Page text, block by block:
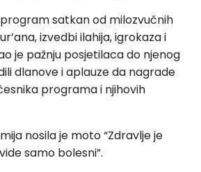
satkan od milozvučnih
izvedbi ilahija, igrokaza i
je pažnju posjetilaca do njenog
dlanove i aplauze da nagrade
programa i njihovih
nosila je moto “Zdravlje je
samo bolesni”.